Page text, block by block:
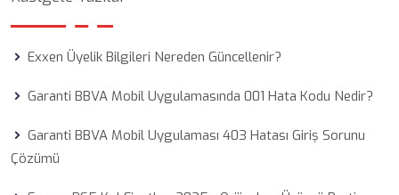
Exxen Üyelik Bilgileri Nereden Güncellenir?
Garanti BBVA Mobil Uygulamasında 001 Hata Kodu Nedir?
Garanti BBVA Mobil Uygulaması 403 Hatası Giriş Sorunu
Çözümü